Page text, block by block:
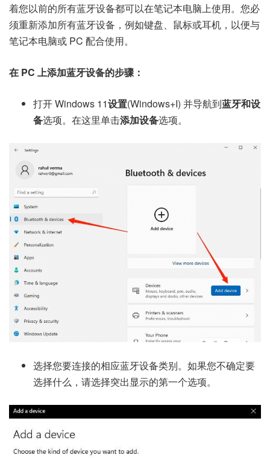
着您以前的所有蓝牙设备都可以在笔记本电脑上使用。您必
须重新添加所有蓝牙设备，例如键盘、鼠标或耳机，以便与
笔记本电脑或 PC 配合使用。
在 PC 上添加蓝牙设备的步骤：
打开 Windows 11设置(Windows+I) 并导航到蓝牙和设
备选项。在这里单击添加设备选项。
选择您要连接的相应蓝牙设备类别。如果您不确定要
选择什么，请选择突出显示的第一个选项。